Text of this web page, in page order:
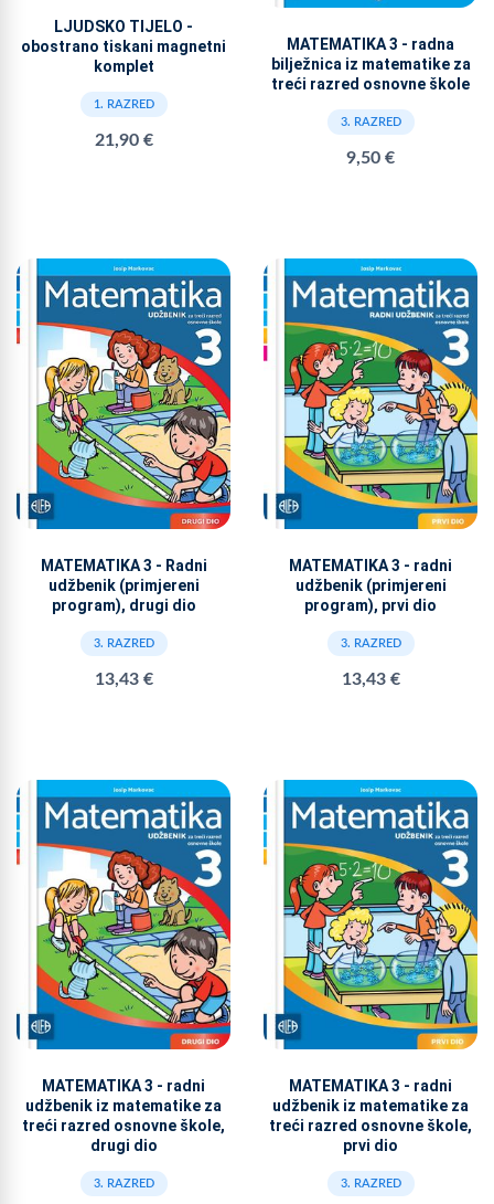
LJUDSKO TIJELO -
obostrano tiskani magnetni
komplet
1. RAZRED
21,90 €
MATEMATIKA 3 - radna
bilježnica iz matematike za
treći razred osnovne škole
3. RAZRED
9,50 €
MATEMATIKA 3 - Radni
udžbenik (primjereni
program), drugi dio
3. RAZRED
13,43 €
MATEMATIKA 3 - radni
udžbenik (primjereni
program), prvi dio
3. RAZRED
13,43 €
MATEMATIKA 3 - radni
udžbenik iz matematike za
treći razred osnovne škole,
drugi dio
3. RAZRED
MATEMATIKA 3 - radni
udžbenik iz matematike za
treći razred osnovne škole,
prvi dio
3. RAZRED